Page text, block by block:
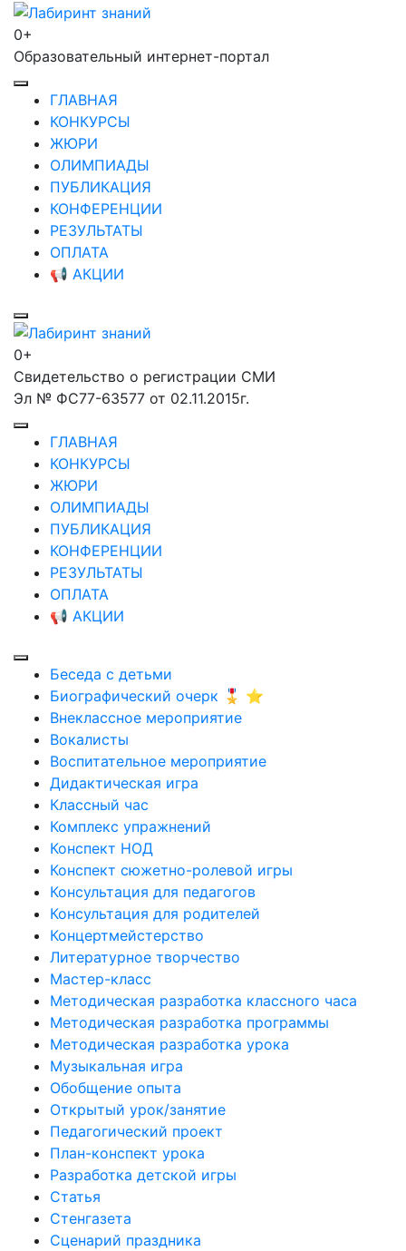
Перейти
содержимому
Enter)
Лабиринт знаний
0+
Образовательный интернет-портал
ГЛАВНАЯ
КОНКУРСЫ
ЖЮРИ
ОЛИМПИАДЫ
ПУБЛИКАЦИЯ
КОНФЕРЕНЦИИ
РЕЗУЛЬТАТЫ
ОПЛАТА
📢 АКЦИИ
Лабиринт знаний
0+
Свидетельство о регистрации СМИ
Эл № ФС77-63577 от 02.11.2015г.
ГЛАВНАЯ
КОНКУРСЫ
ЖЮРИ
ОЛИМПИАДЫ
ПУБЛИКАЦИЯ
КОНФЕРЕНЦИИ
РЕЗУЛЬТАТЫ
ОПЛАТА
📢 АКЦИИ
Беседа с детьми
Биографический очерк 🎖️ ⭐
Внеклассное мероприятие
Вокалисты
Воспитательное мероприятие
Дидактическая игра
Классный час
Комплекс упражнений
Конспект НОД
Конспект сюжетно-ролевой игры
Консультация для педагогов
Консультация для родителей
Концертмейстерство
Литературное творчество
Мастер-класс
Методическая разработка классного часа
Методическая разработка программы
Методическая разработка урока
Музыкальная игра
Обобщение опыта
Открытый урок/занятие
Педагогический проект
План-конспект урока
Разработка детской игры
Статья
Стенгазета
Сценарий праздника